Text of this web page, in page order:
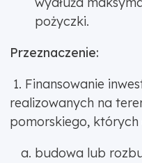
pożyczki.
Przeznaczenie:
1. Finansowanie
realizowanych na
pomorskiego, których
budowa lub